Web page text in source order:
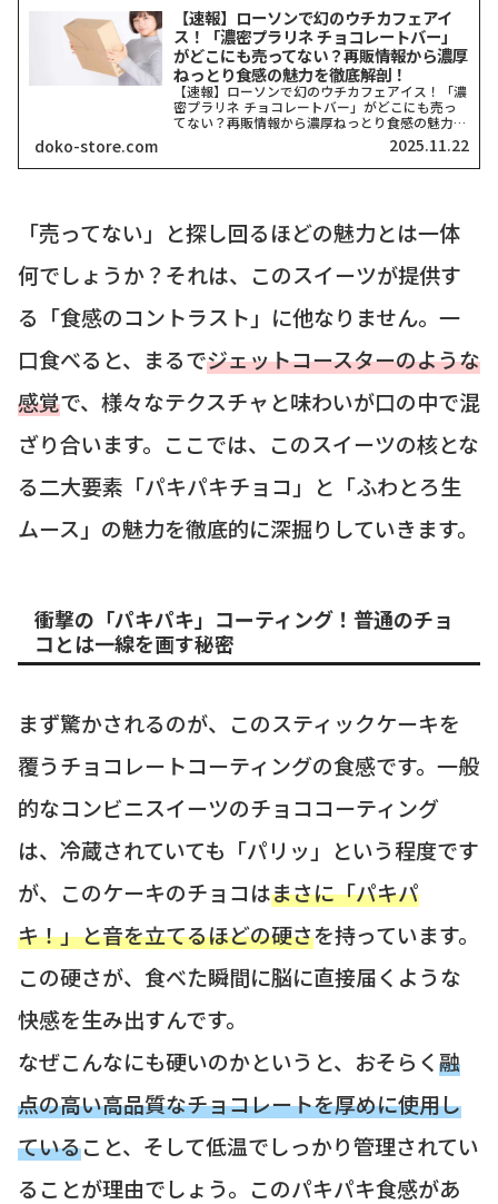
【速報】ローソンで幻のウチカフェアイ
ス！「濃密プラリネ チョコレートバー」
がどこにも売ってない？再販情報から濃厚
ねっとり食感の魅力を徹底解剖！
【速報】ローソンで幻のウチカフェアイス！「濃
密プラリネ チョコレートバー」がどこにも売っ
てない？再販情報から濃厚ねっとり食感の魅力を
徹底解剖！こんにちは！トレンドを追いかける食
レポライターのどこストアです！最近SNSで「見
つからない！」「幻...
doko-store.com 2025.11.22
「売ってない」と探し回るほどの魅力とは一体
何でしょうか？それは、このスイーツが提供す
る「食感のコントラスト」に他なりません。一
口食べると、まるでジェットコースターのような
感覚で、様々なテクスチャと味わいが口の中で混
ざり合います。ここでは、このスイーツの核とな
る二大要素「パキパキチョコ」と「ふわとろ生
ムース」の魅力を徹底的に深掘りしていきます。
衝撃の「パキパキ」コーティング！普通のチョ
コとは一線を画す秘密
まず驚かされるのが、このスティックケーキを
覆うチョコレートコーティングの食感です。一般
的なコンビニスイーツのチョココーティング
は、冷蔵されていても「パリッ」という程度です
が、このケーキのチョコはまさに「パキパ
キ！」と音を立てるほどの硬さを持っています。
この硬さが、食べた瞬間に脳に直接届くような
快感を生み出すんです。
なぜこんなにも硬いのかというと、おそらく融
点の高い高品質なチョコレートを厚めに使用し
ていること、そして低温でしっかり管理されてい
ることが理由でしょう。このパキパキ食感があ